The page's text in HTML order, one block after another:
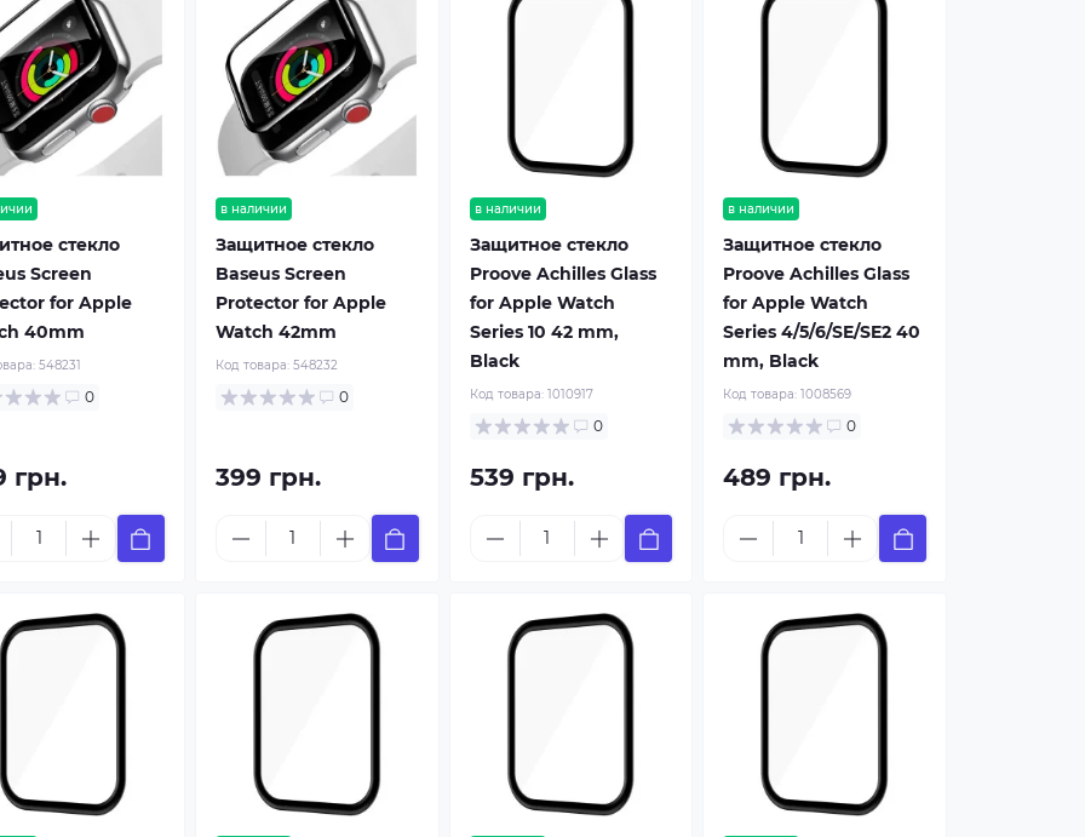
стекло
Screen
for Apple
40mm
548231
0
грн.
в наличии
Защитное стекло
Baseus Screen
Protector for Apple
Watch 42mm
Код товара: 548232
0
399 грн.
в наличии
Защитное стекло
Proove Achilles Glass
for Apple Watch
Series 10 42 mm,
Black
Код товара: 1010917
0
539 грн.
в наличии
Защитное стекло
Proove Achilles Glass
for Apple Watch
Series 4/5/6/SE/SE2 40
mm, Black
Код товара:1008569
0
489 грн.